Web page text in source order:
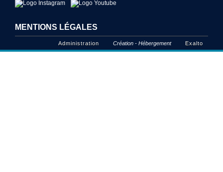
MENTIONS LÉGALES
Administration Création - Hébergement Exalto